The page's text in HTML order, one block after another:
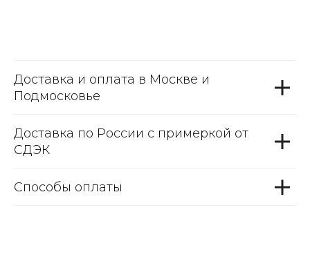
Доставка и оплата в Москве и
Подмосковье
Доставка по России с примеркой от
СДЭК
Способы оплаты